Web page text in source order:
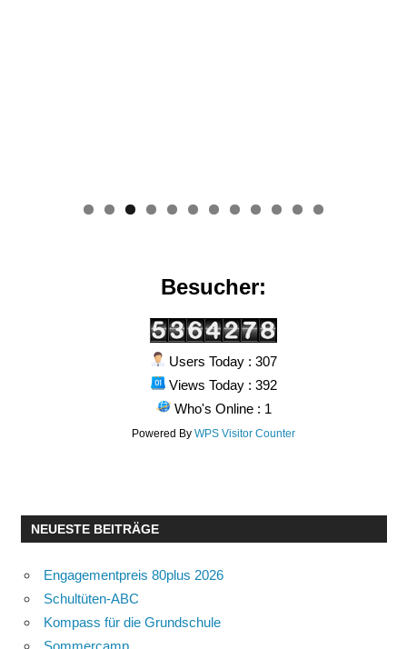
0 1 2
Besucher:
Users Today : 307
Views Today : 392
Who's Online : 1
Powered ByWPS Visitor Counter
NEUESTE BEITRÄGE
Engagementpreis 80plus 2026
Schultüten-ABC
Kompass für die Grundschule
Sommercamp